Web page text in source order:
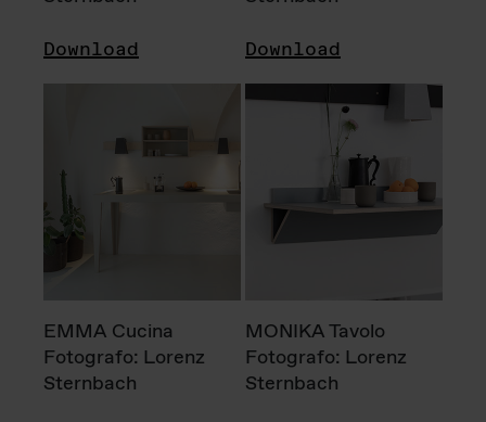
Download Download
EMMA Cucina
Fotografo: Lorenz
Sternbach
MONIKA Tavolo
Fotografo: Lorenz
Sternbach